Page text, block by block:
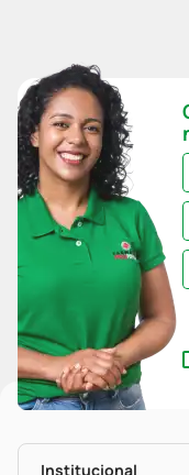
Institucional